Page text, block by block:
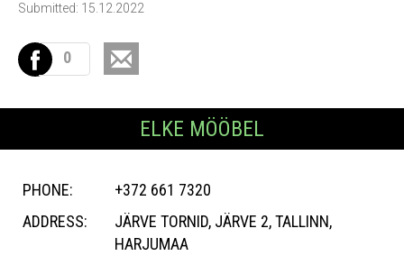
Submitted: 15.12.2022
0
ELKE MÖÖBEL
PHONE:
+372 661 7320
ADDRESS:
JÄRVE TORNID, JÄRVE 2, TALLINN,
HARJUMAA